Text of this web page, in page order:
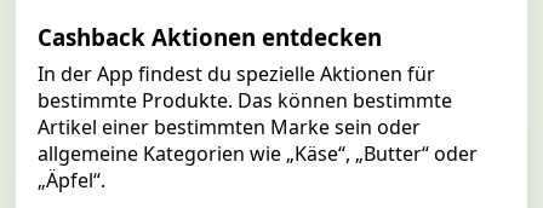
Cashback Aktionen entdecken
In der App findest du spezielle Aktionen für
bestimmte Produkte. Das können bestimmte
Artikel einer bestimmten Marke sein oder
allgemeine Kategorien wie „Käse“, „Butter“ oder
„Äpfel“.